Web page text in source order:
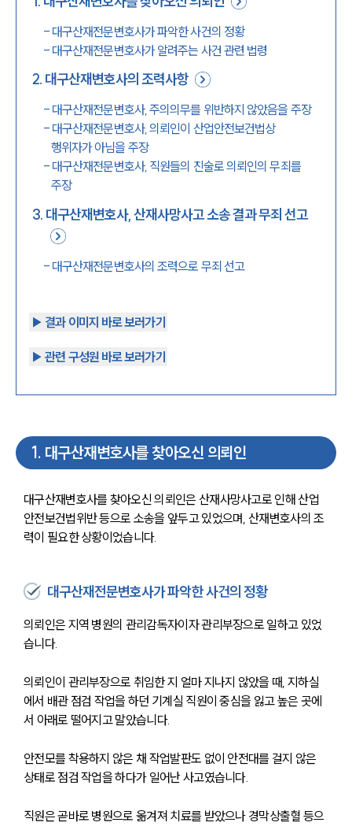
- 대구산재전문변호사가 파악한 사건의 정황
- 대구산재전문변호사가 알려주는 사건 관련 법령
2. 대구산재변호사의 조력사항
- 대구산재전문변호사, 주의의무를 위반하지 않았음을 주장
- 대구산재전문변호사, 의뢰인이 산업안전보건법상
행위자가 아님을 주장
- 대구산재전문변호사, 직원들의 진술로 의뢰인의 무죄를
주장
3. 대구산재변호사, 산재사망사고 소송 결과 무죄 선고
- 대구산재전문변호사의 조력으로 무죄 선고
▶︎ 결과 이미지 바로 보러가기
▶︎ 관련 구성원 바로 보러가기
1. 대구산재변호사를 찾아오신 의뢰인
대구산재변호사를 찾아오신 의뢰인은 산재사망사고로 인해 산업
안전보건법위반 등으로 소송을 앞두고 있었으며, 산재변호사의 조
력이 필요한 상황이었습니다.
대구산재전문변호사가 파악한 사건의 정황
의뢰인은 지역 병원의 관리감독자이자 관리부장으로 일하고 있었
습니다.
의뢰인이 관리부장으로 취임한 지 얼마 지나지 않았을 때, 지하실
에서 배관 점검 작업을 하던 기계실 직원이 중심을 잃고 높은 곳에
서 아래로 떨어지고 말았습니다.
안전모를 착용하지 않은 채 작업발판도 없이 안전대를 걸지 않은
상태로 점검 작업을 하다가 일어난 사고였습니다.
직원은 곧바로 병원으로 옮겨져 치료를 받았으나 경막상출혈 등으